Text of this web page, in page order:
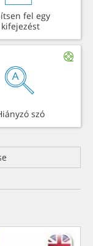
fel egy
kifejezést
szó